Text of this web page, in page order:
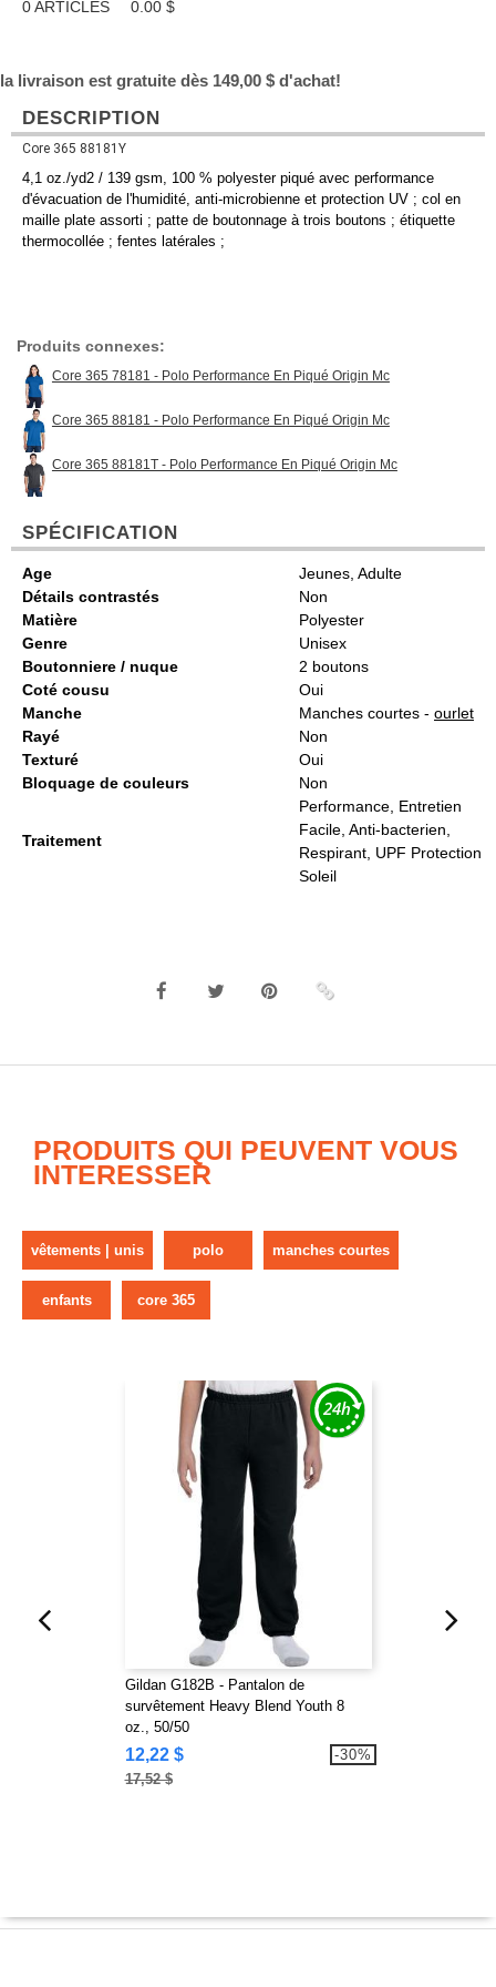
0ARTICLES 0.00 $
la livraison est gratuite dès 149,00 $ d'achat!
DESCRIPTION
Core 365 88181Y
4,1 oz./yd2 / 139 gsm, 100 % polyester piqué avec performance
d'évacuation de l'humidité, anti-microbienne et protection UV ; col en
maille plate assorti ; patte de boutonnage à trois boutons ; étiquette
thermocollée ; fentes latérales ;
Produits connexes:
Core 365 78181 - Polo Performance En Piqué Origin Mc
Core 365 88181 - Polo Performance En Piqué Origin Mc
Core 365 88181T - Polo Performance En Piqué Origin Mc
SPÉCIFICATION
Age
Jeunes, Adulte
Détails contrastés
Non
Matière
Polyester
Genre
Unisex
Boutonniere / nuque
2 boutons
Coté cousu
Oui
Manche
Manches courtes - ourlet
Rayé
Non
Texturé
Oui
Bloquage de couleurs
Non
Traitement
Performance, Entretien
Facile, Anti-bacterien,
Respirant, UPF Protection
Soleil
PRODUITS QUI PEUVENT VOUS
INTERESSER
vêtements | unis polo manches courtes
enfants core 365
Gildan G182B - Pantalon de
survêtement Heavy Blend Youth 8
oz., 50/50
12,22 $
17,52 $
-30%